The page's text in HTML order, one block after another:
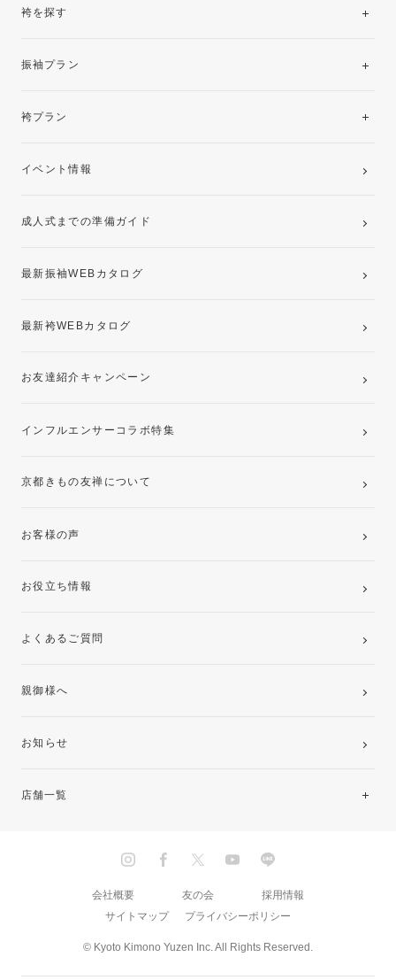
袴を探す
振袖プラン
レンタルプラン
袴プラン
卒業袴レンタルプラン
イベント情報
成人式までの準備ガイド
最新振袖WEBカタログ
最新袴WEBカタログ
お友達紹介キャンペーン
インフルエンサーコラボ特集
京都きもの友禅について
お客様の声
お役立ち情報
よくあるご質問
親御様へ
お知らせ
店舗一覧
© Kyoto Kimono Yuzen Inc. All Rights Reserved.
会社概要 友の会
採用情報
サイトマップ
プライバシーポリシー